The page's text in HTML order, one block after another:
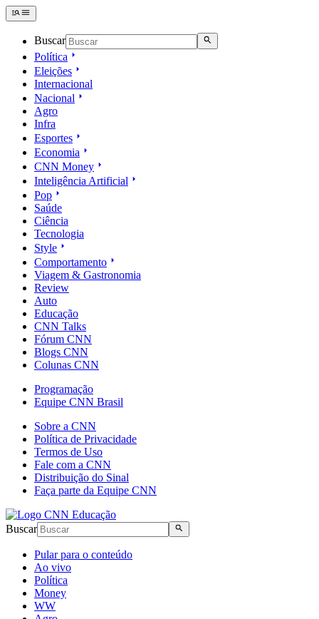
Buscar
Política
Eleições
Internacional
Nacional
Agro
Infra
Esportes
Economia
CNN Money
Inteligência Artificial
Pop
Saúde
Ciência
Tecnologia
Style
Comportamento
Viagem & Gastronomia
Review
Auto
Educação
CNN Talks
Fórum CNN
Blogs CNN
Colunas CNN
Programação
Equipe CNN Brasil
Sobre a CNN
Política de Privacidade
Termos de Uso
Fale com a CNN
Distribuição do Sinal
Faça parte da Equipe CNN
Buscar
Pular para o conteúdo
Ao vivo
Política
Money
WW